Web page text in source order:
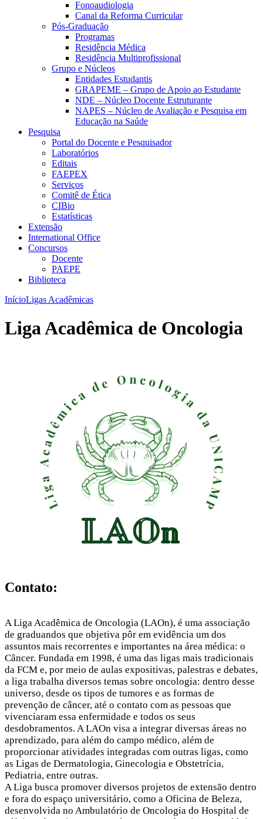
Fonoaudiologia
Canal da Reforma Curricular
Pós-Graduação
Programas
Residência Médica
Residência Multiprofissional
Grupo e Núcleos
Entidades Estudantis
GRAPEME – Grupo de Apoio ao Estudante
NDE – Núcleo Docente Estruturante
NAPES – Núcleo de Avaliação e Pesquisa em
Educação na Saúde
Pesquisa
Portal do Docente e Pesquisador
Laboratórios
Editais
FAEPEX
Serviços
Comitê de Ética
CIBio
Estatísticas
Extensão
International Office
Concursos
Docente
PAEPE
Biblioteca
InícioLigas Acadêmicas
Liga Acadêmica de Oncologia
Contato:
A Liga Acadêmica de Oncologia (LAOn), é uma associação
de graduandos que objetiva pôr em evidência um dos
assuntos mais recorrentes e importantes na área médica: o
Câncer. Fundada em 1998, é uma das ligas mais tradicionais
da FCM e, por meio de aulas expositivas, palestras e debates,
a liga trabalha diversos temas sobre oncologia: dentro desse
universo, desde os tipos de tumores e as formas de
prevenção de câncer, até o contato com as pessoas que
vivenciaram essa enfermidade e todos os seus
desdobramentos. A LAOn visa a integrar diversas áreas no
aprendizado, para além do campo médico, além de
proporcionar atividades integradas com outras ligas, como
as Ligas de Dermatologia, Ginecologia e Obstetrícia,
Pediatria, entre outras.
A Liga busca promover diversos projetos de extensão dentro
e fora do espaço universitário, como a Oficina de Beleza,
desenvolvida no Ambulatório de Oncologia do Hospital de